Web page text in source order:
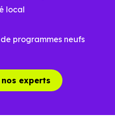
local
programmes neufs
experts